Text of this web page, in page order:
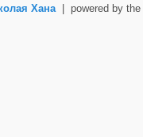
Хана| powered by the